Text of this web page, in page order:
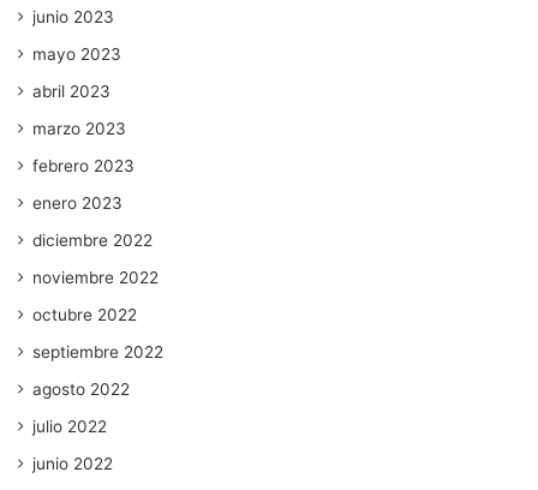
junio 2023
mayo 2023
abril 2023
marzo 2023
febrero 2023
enero 2023
diciembre 2022
noviembre 2022
octubre 2022
septiembre 2022
agosto 2022
julio 2022
junio 2022